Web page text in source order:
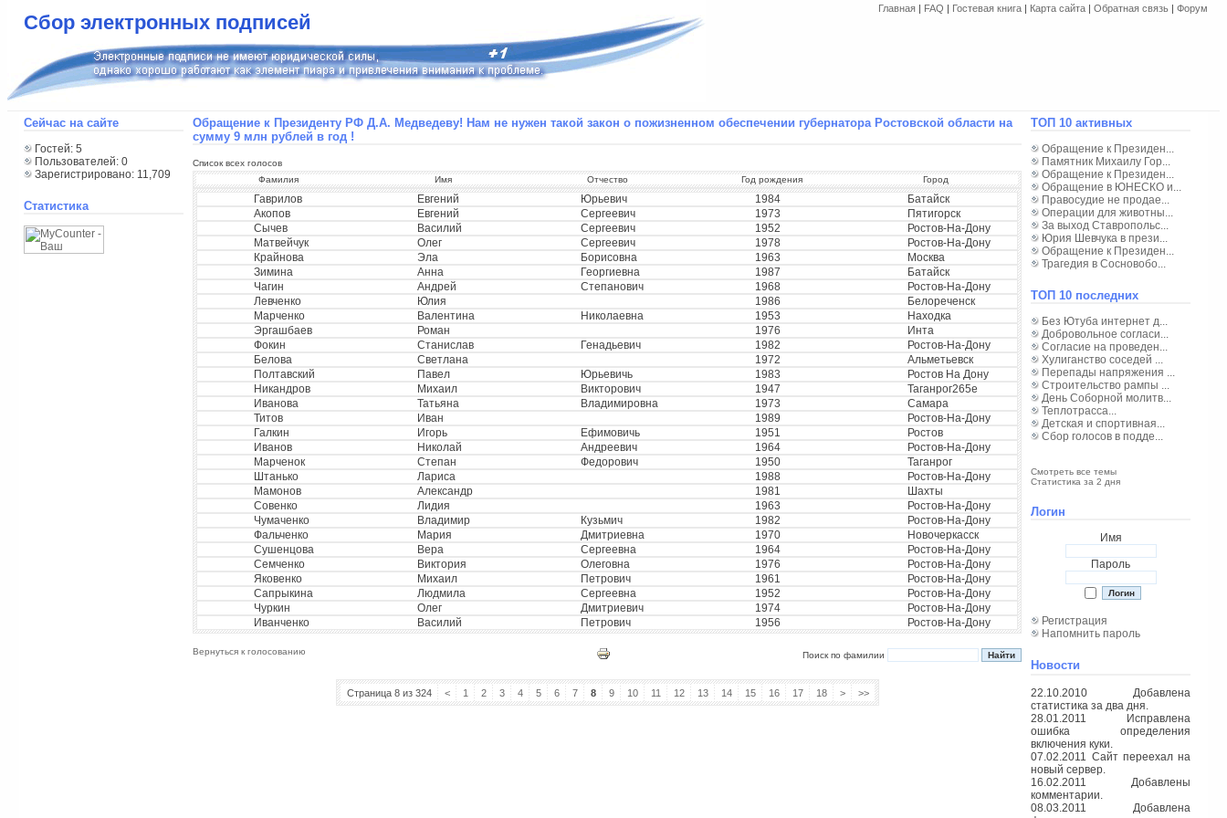
Сбор электронных подписей
Главная | FAQ | Гостевая книга | Карта сайта | Обратная связь | Форум
Сейчас на сайте
Гостей: 5
Пользователей: 0
Зарегистрировано: 11,709
Статистика
Обращение к Президенту РФ Д.А. Медведеву! Нам не нужен такой закон о пожизненном обеспечении губернатора Ростовской области на
сумму 9 млн рублей в год !
Список всех голосов
Фамилия
Имя Отчество Год рождения Город
Гаврилов Евгений Юрьевич 1984
Батайск
Акопов
Евгений Сергеевич 1973
Пятигорск
Сычев
Василий Сергеевич 1952
Ростов-На-Дону
Матвейчук
Олег Сергеевич 1978
Ростов-На-Дону
Крайнова
Эла Борисовна 1963
Москва
Зимина
Анна Георгиевна 1987
Батайск
Чагин
Андрей Степанович 1968
Ростов-На-Дону
Левченко
Юлия 1986
Белореченск
Марченко
Валентина Николаевна 1953
Находка
Эргашбаев
Роман 1976
Инта
Фокин
Станислав Генадьевич 1982
Ростов-На-Дону
Белова
Светлана 1972
Альметьевск
Полтавский
Павел Юрьевичь 1983
Ростов На Дону
Никандров
Михаил Викторович 1947
Таганрог265e
Иванова
Татьяна Владимировна 1973
Самара
Титов
Иван 1989
Ростов-На-Дону
Галкин
Игорь Ефимовичь 1951
Ростов
Иванов
Николай Андреевич 1964
Ростов-На-Дону
Марченок
Степан Федорович 1950
Таганрог
Штанько
Лариса 1988
Ростов-На-Дону
Мамонов
Александр 1981
Шахты
Совенко
Лидия 1963
Ростов-На-Дону
Чумаченко
Владимир Кузьмич 1982
Ростов-На-Дону
Фальченко
Мария Дмитриевна 1970
Новочеркасск
Сушенцова
Вера Сергеевна 1964
Ростов-На-Дону
Cемченко
Виктория Олеговна 1976
Ростов-На-Дону
Яковенко
Михаил Петрович 1961
Ростов-На-Дону
Сапрыкина
Людмила Сергеевна 1952
Ростов-На-Дону
Чуркин
Олег Дмитриевич 1974
Ростов-На-Дону
Иванченко
Василий Петрович 1956 Ростов-На-Дону
Вернуться к голосованию Поиск по фамилии
Страница 8 из 324 < 1 2 3 4 5 6 7 8 9 10 11 12 13 14 15 16 17 18 > >>
ТОП 10 активных
Обращение к Президен...
Памятник Михаилу Гор...
Обращение к Президен...
Обращение в ЮНЕСКО и...
Правосудие не продае...
Операции для животны...
За выход Ставропольс...
Юрия Шевчука в прези...
Обращение к Президен...
Трагедия в Сосновобо...
ТОП 10 последних
Без Ютуба интернет д...
Добровольное согласи...
Согласие на проведен...
Хулиганство соседей ...
Перепады напряжения ...
Строительство рампы ...
День Соборной молитв...
Теплотрасса...
Детская и спортивная...
Сбор голосов в подде...
Смотреть все темы
Статистика за 2 дня
Логин
Имя
Пароль
Регистрация
Напомнить пароль
Новости
22.10.2010 Добавлена
статистика за два дня.
28.01.2011 Исправлена
ошибка определения
включения куки.
07.02.2011 Сайт переехал на
новый сервер.
16.02.2011 Добавлены
комментарии.
08.03.2011 Добавлена